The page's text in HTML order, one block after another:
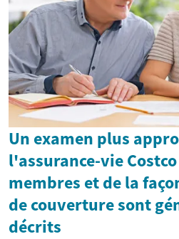
Un examen plus
l'assurance-vie
membres et de la
de couverture sont
décrits